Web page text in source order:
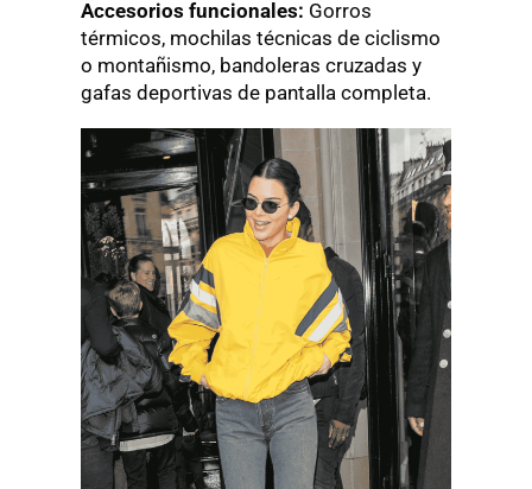
Accesorios funcionales: Gorros
térmicos, mochilas técnicas de ciclismo
o montañismo, bandoleras cruzadas y
gafas deportivas de pantalla completa.